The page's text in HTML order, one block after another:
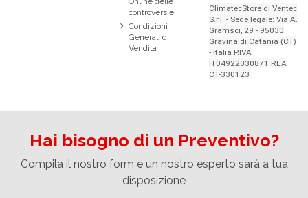
controversie
Condizioni
Generali di
Vendita
ClimatecStore di Ventec
S.r.l. - Sede legale: Via A.
Gramsci, 29 - 95030
Gravina di Catania (CT)
- Italia P.IVA
IT04922030871 REA
CT-330123
Hai bisogno di un Preventivo?
Compila il nostro form e un nostro esperto sarà a tua
disposizione